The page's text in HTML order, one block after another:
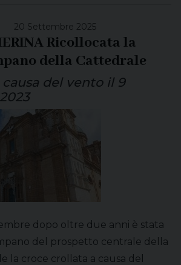
20 Settembre 2025
Ricollocata la
della Cattedrale
causa del vento il 9
dopo oltre due anni è stata
del prospetto centrale della
la croce crollata a causa del